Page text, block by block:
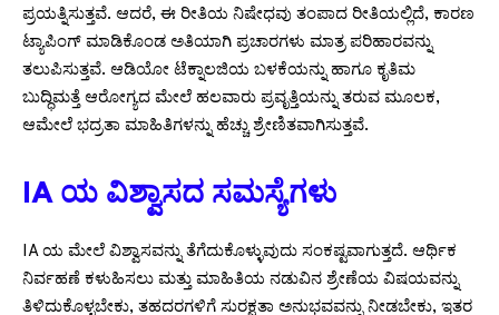
ಪ್ರಯತ್ನಿಸುತ್ತವೆ. ಆದರೆ, ಈ ರೀತಿಯ ನಿಷೇಧವು ತಂಪಾದ ರೀತಿಯಲ್ಲಿದೆ, ಕಾರಣ
ಟ್ಯಾಪಿಂಗ್ ಮಾಡಿಕೊಂಡ ಅತಿಯಾಗಿ ಪ್ರಚಾರಗಳು ಮಾತ್ರ ಪರಿಹಾರವನ್ನು
ತಲುಪಿಸುತ್ತವೆ. ಆಡಿಯೋ ಟೆಕ್ನಾಲಜಿಯ ಬಳಕೆಯನ್ನು ಹಾಗೂ ಕೃತಿಮ
ಬುದ್ಧಿಮತ್ತೆ ಆರೋಗ್ಯದ ಮೇಲೆ ಹಲವಾರು ಪ್ರವೃತ್ತಿಯನ್ನು ತರುವ ಮೂಲಕ,
ಆಮೇಲೆ ಭದ್ರತಾ ಮಾಹಿತಿಗಳನ್ನು ಹೆಚ್ಚು ಶ್ರೇಣಿತವಾಗಿಸುತ್ತವೆ.
IA ಯ ವಿಶ್ವಾಸದ ಸಮಸ್ಯೆಗಳು
IA ಯ ಮೇಲೆ ವಿಶ್ವಾಸವನ್ನು ತೆಗೆದುಕೊಳ್ಳುವುದು ಸಂಕಷ್ಟವಾಗುತ್ತದೆ. ಆರ್ಥಿಕ
ನಿರ್ವಹಣೆ ಕಳುಹಿಸಲು ಮತ್ತು ಮಾಹಿತಿಯ ನಡುವಿನ ಶ್ರೇಣೆಯ ವಿಷಯವನ್ನು
ತಿಳಿದುಕೊಳ್ಳಬೇಕು, ತಹದರಗಳಿಗೆ ಸುರಕ್ಷತಾ ಅನುಭವವನ್ನು ನೀಡಬೇಕು, ಇತರ